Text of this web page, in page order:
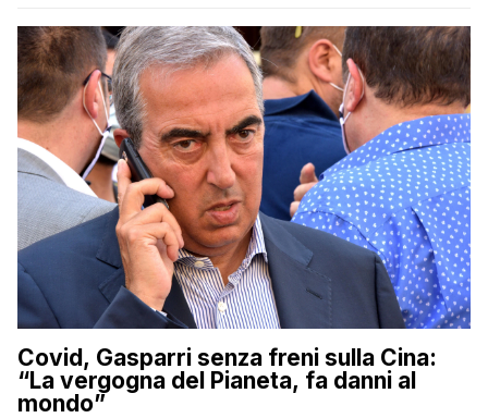
Covid, Gasparri senza freni sulla Cina:
“La vergogna del Pianeta, fa danni al
mondo”